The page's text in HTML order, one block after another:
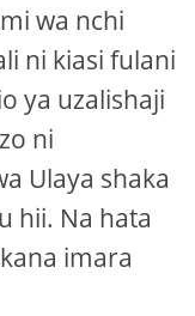
wa nchi
ni kiasi fulani
ya uzalishaji
ni
Ulaya shaka
hii. Na hata
imara